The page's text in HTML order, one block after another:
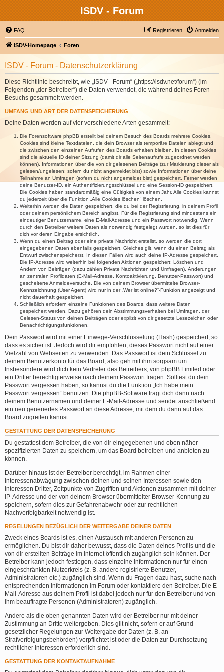
ISDV - Forum
FAQ Anmelden
Registrieren
ISDV-Homepage Foren
ISDV - Forum - Datenschutzerklärung
Diese Richtlinie beschreibt, wie „ISDV - Forum“ („https://isdv.net/forum“) (im
Folgenden „der Betreiber“) die Daten verwendet, die während deines Foren-
Besuchs gesammelt werden.
UMFANG UND ART DER DATENSPEICHERUNG
Deine Daten werden auf vier verschiedene Arten gesammelt:
Die Forensoftware phpBB erstellt bei deinem Besuch des Boards mehrere Cookies.
Cookies sind kleine Textdateien, die dein Browser als temporäre Dateien ablegt und
die zwischen den einzelnen Aufrufen des Boards erhalten bleiben. In diesen Cookies
sind die aktuelle ID deiner Sitzung (damit dir alle Seitenaufrufe zugeordnet werden
können), Informationen über die von dir gelesenen Beiträge (zur Markierung dieser als
gelesen/ungelesen; sofern du nicht angemeldet bist) sowie Informationen über deine
Teilnahme an Umfragen (sofern du nicht angemeldet bist) gespeichert. Ferner werden
deine Benutzer-ID, ein Authentifizierungsschlüssel und eine Session-ID gespeichert.
Die Cookies haben standardmäßig eine Gültigkeit von einem Jahr. Alle Cookies kannst
du jederzeit über die Funktion „Alle Cookies löschen“ löschen.
Weiterhin werden die Daten gespeichert, die du bei der Registrierung, in deinem Profil
oder deinem persönlichem Bereich angibst. Für die Registrierung sind mindestens ein
eindeutiger Benutzername, eine E-Mail-Adresse und ein Passwort notwendig. Wenn
durch den Betreiber weitere Daten als notwendig festgelegt wurden, so ist dies für
dich vor deren Eingabe ersichtlich.
Wenn du einen Beitrag oder eine private Nachricht erstellst, so werden die dort
eingegebenen Daten ebenfalls gespeichert. Gleiches gilt, wenn du einen Beitrag als
Entwurf zwischenspeicherst. In diesen Fällen wird auch deine IP-Adresse gespeichert.
Die IP-Adresse wird weiterhin bei folgenden Aktionen gespeichert: Löschen und
Ändern von Beiträgen (dazu zählen Private Nachrichten und Umfragen), Änderungen
an zentralen Profildaten (E-Mail-Adresse, Kontoaktivierung, Benutzer-Passwort) und
gescheiterte Anmeldeversuche. Die von deinem Browser übermittelte Browser-
Kennzeichnung (User Agent) wird nur in der „Wer ist online?“-Funktion angezeigt und
nicht dauerhaft gespeichert.
Schließlich erfordern einzelne Funktionen des Boards, dass weitere Daten
gespeichert werden. Dazu gehören dein Abstimmungsverhalten bei Umfragen, der
Gelesen-Status von deinen Beiträgen oder explizit von dir gesetzte Lesezeichen oder
Benachrichtigungsfunktionen.
Dein Passwort wird mit einer Einwege-Verschlüsselung (Hash) gespeichert, so
dass es sicher ist. Jedoch wird dir empfohlen, dieses Passwort nicht auf einer
Vielzahl von Webseiten zu verwenden. Das Passwort ist dein Schlüssel zu
deinem Benutzerkonto für das Board, also geh mit ihm sorgsam um.
Insbesondere wird dich kein Vertreter des Betreibers, von phpBB Limited oder
ein Dritter berechtigterweise nach deinem Passwort fragen. Solltest du dein
Passwort vergessen haben, so kannst du die Funktion „Ich habe mein
Passwort vergessen“ benutzen. Die phpBB-Software fragt dich dann nach
deinem Benutzernamen und deiner E-Mail-Adresse und sendet anschließend
ein neu generiertes Passwort an diese Adresse, mit dem du dann auf das
Board zugreifen kannst.
GESTATTUNG DER DATENSPEICHERUNG
Du gestattest dem Betreiber, die von dir eingegebenen und oben näher
spezifizierten Daten zu speichern, um das Board betreiben und anbieten zu
können.
Darüber hinaus ist der Betreiber berechtigt, im Rahmen einer
Interessenabwägung zwischen deinen und seinen Interessen sowie den
Interessen Dritter, Zeitpunkte von Zugriffen und Aktionen zusammen mit deiner
IP-Adresse und der von deinem Browser übermittelter Browser-Kennung zu
speichern, sofern dies zur Gefahrenabwehr oder zur rechtlichen
Nachverfolgbarkeit notwendig ist.
REGELUNGEN BEZÜGLICH DER WEITERGABE DEINER DATEN
Zweck eines Boards ist es, einen Austausch mit anderen Personen zu
ermöglichen. Du bist dir daher bewusst, dass die Daten deines Profils und die
von dir erstellten Beiträge im Internet öffentlich zugänglich sein können. Der
Betreiber kann jedoch festlegen, dass einzelne Informationen nur für einen
eingeschränkten Nutzerkreis (z. B. andere registrierte Benutzer,
Administratoren etc.) zugänglich sind. Wenn du Fragen dazu hast, suche nach
entsprechenden Informationen im Forum oder kontaktiere den Betreiber. Die E-
Mail-Adresse aus deinem Profil ist dabei jedoch nur für den Betreiber und von
ihm beauftragte Personen (Administratoren) zugänglich.
Andere als die oben genannten Daten wird der Betreiber nur mit deiner
Zustimmung an Dritte weitergeben. Dies gilt nicht, sofern er auf Grund
gesetzlicher Regelungen zur Weitergabe der Daten (z. B. an
Strafverfolgungsbehörden) verpflichtet ist oder die Daten zur Durchsetzung
rechtlicher Interessen erforderlich sind.
GESTATTUNG DER KONTAKTAUFNAHME